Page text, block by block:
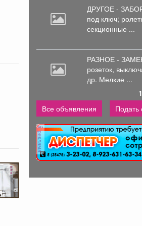
ДРУГОЕ -
под ключ;
секционные ...
РАЗНОЕ -
розеток,
др. Мелкие ...
Все объявления
Подать
реклама